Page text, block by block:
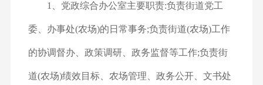
1、党政综合办公室主要职责:负责街道党工
委、办事处(农场)的日常事务;负责街道(农场)工作
的协调督办、政策调研、政务监督等工作;负责街
道(农场)绩效目标、农场管理、政务公开、文书处